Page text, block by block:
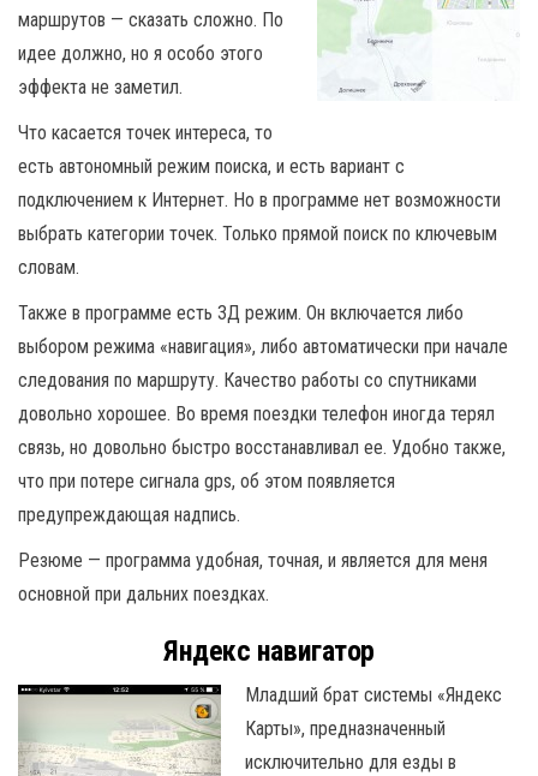
маршрутов — сказать сложно. По
идее должно, но я особо этого
эффекта не заметил.
Что касается точек интереса, то
есть автономный режим поиска, и есть вариант с
подключением к Интернет. Но в программе нет возможности
выбрать категории точек. Только прямой поиск по ключевым
словам.
Также в программе есть 3Д режим. Он включается либо
выбором режима «навигация», либо автоматически при начале
следования по маршруту. Качество работы со спутниками
довольно хорошее. Во время поездки телефон иногда терял
связь, но довольно быстро восстанавливал ее. Удобно также,
что при потере сигнала gps, об этом появляется
предупреждающая надпись.
Резюме — программа удобная, точная, и является для меня
основной при дальних поездках.
Яндекс навигатор
Младший брат системы «Яндекс
Карты», предназначенный
исключительно для езды в